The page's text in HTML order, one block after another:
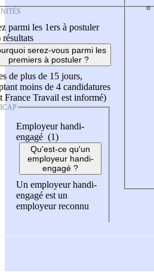
parmi les 1ers à postuler
résultats
serez-vous parmi les
premiers à postuler ?
de plus de 15 jours,
moins de 4 candidatures
France Travail est informé)
Employeur handi-
engagé (1)
Qu'est-ce qu'un
employeur handi-
engagé ?
Un employeur handi-
engagé est un
employeur reconnu